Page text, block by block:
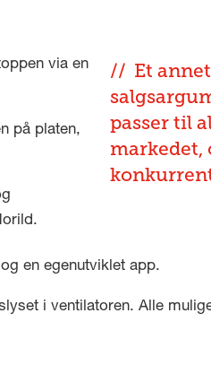
Et
passer til
markedet,
via en
på platen,
en egenutviklet app.
i ventilatoren. Alle